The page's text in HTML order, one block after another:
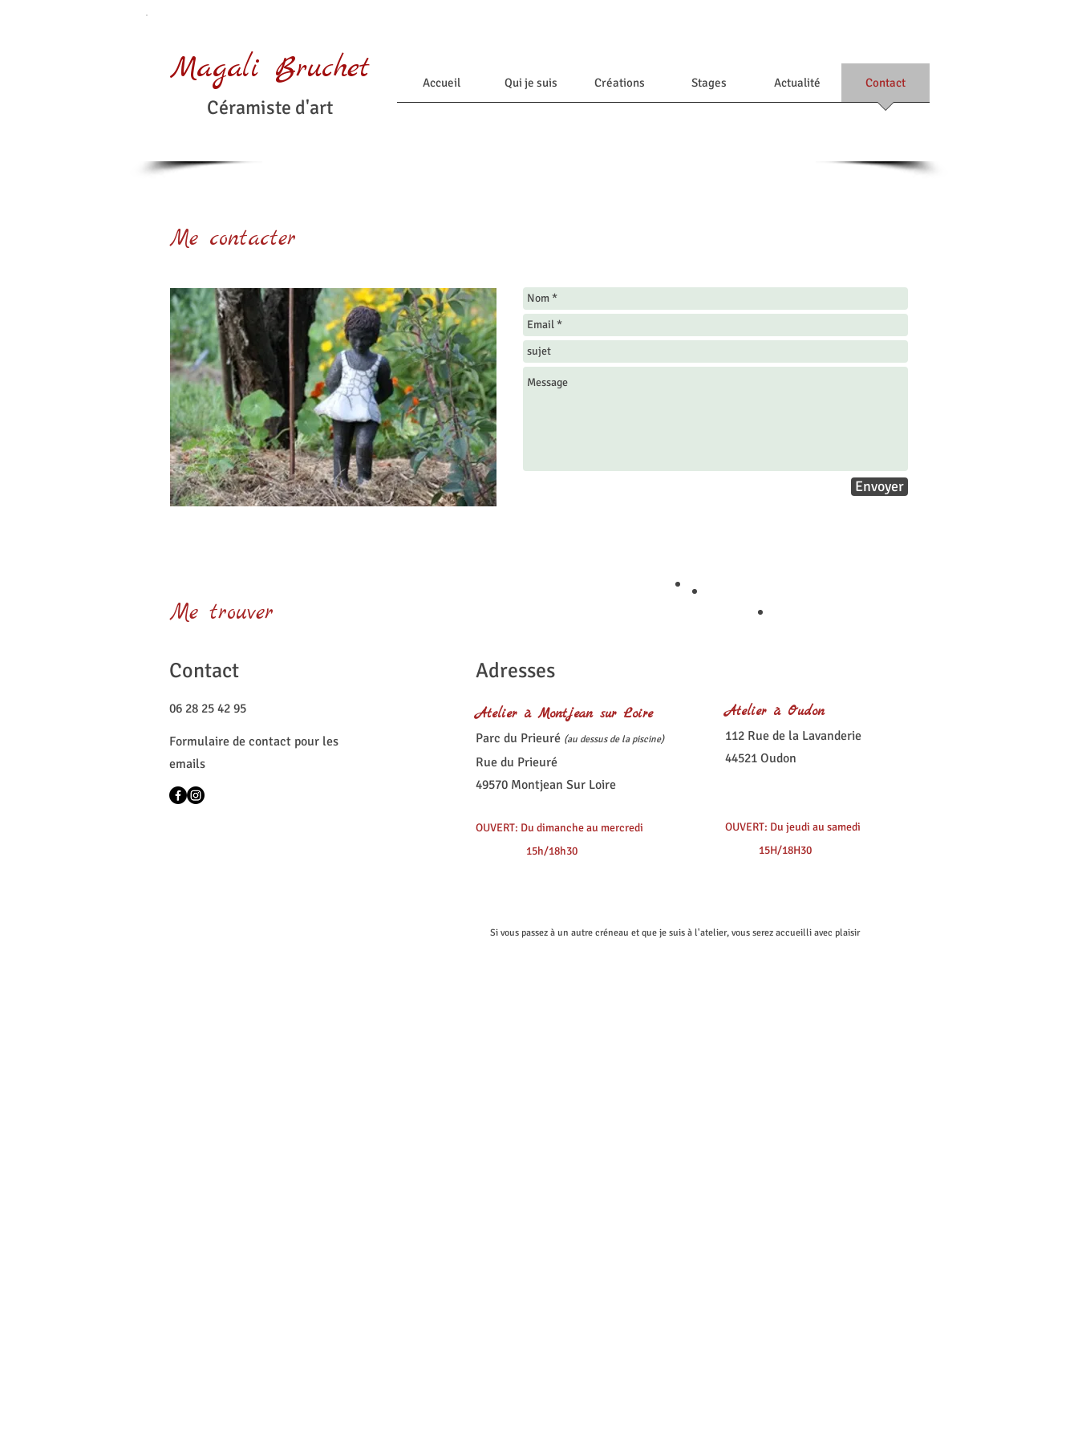
Magali Bruchet
Céramiste d'art
Accueil Qui je suis Créations Stages Actualité Contact
Me contacter
Envoyer
Me trouver
Contact
06 28 25 42 95
Formulaire de contact pour les
emails
Adresses
Atelier à Montjean sur Loire
Parc du Prieuré (au dessus de la piscine)
Rue du Prieuré
49570 Montjean Sur Loire
OUVERT: Du dimanche au mercredi
15h/18h30
Atelier à Oudon
112 Rue de la Lavanderie
44521 Oudon
OUVERT: Du jeudi au samedi
15H/18H30
Si vous passez à un autre créneau et que je suis à l'atelier, vous serez accueilli avec plaisir